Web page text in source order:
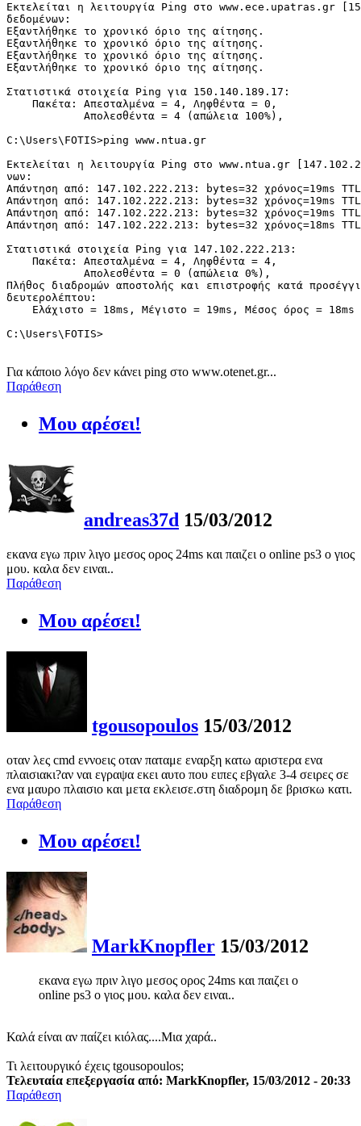
Εκτελείται η λειτουργία Ping στο www.ece.upatras.gr
δεδομένων:
Εξαντλήθηκε το χρονικό όριο της αίτησης.
Εξαντλήθηκε το χρονικό όριο της αίτησης.
Εξαντλήθηκε το χρονικό όριο της αίτησης.
Εξαντλήθηκε το χρονικό όριο της αίτησης.
Στατιστικά στοιχεία Ping για 150.140.189.17:
    Πακέτα: Απεσταλμένα = 4, Ληφθέντα = 0,
            Απολεσθέντα = 4 (απώλεια 100%),
C:\Users\FOTIS>ping www.ntua.gr
Εκτελείται η λειτουργία Ping στο www.ntua.gr
νων:
Απάντηση από: 147.102.222.213: bytes=32 χρόνος=19ms
Απάντηση από: 147.102.222.213: bytes=32 χρόνος=19ms
Απάντηση από: 147.102.222.213: bytes=32 χρόνος=19ms
Απάντηση από: 147.102.222.213: bytes=32 χρόνος=18ms
Στατιστικά στοιχεία Ping για 147.102.222.213:
    Πακέτα: Απεσταλμένα = 4, Ληφθέντα = 4,
            Απολεσθέντα = 0 (απώλεια 0%),
Πλήθος διαδρομών αποστολής και επιστροφής κατά
δευτερολέπτου:
    Ελάχιστο = 18ms, Μέγιστο = 19ms, Μέσος όρος = 18ms
C:\Users\FOTIS>
Για κάποιο λόγο δεν κάνει ping στο www.otenet.gr...
Παράθεση
Μου αρέσει!
andreas37d 15/03/2012
εκανα εγω πριν λιγο μεσος ορος 24ms και παιζει o online ps3 ο γιος
μου. καλα δεν ειναι..
Παράθεση
Μου αρέσει!
tgousopoulos 15/03/2012
οταν λες cmd εννοεις οταν παταμε εναρξη κατω αριστερα ενα
πλαισιακι?αν ναι εγραψα εκει αυτο που ειπες εβγαλε 3-4 σειρες σε
ενα μαυρο πλαισιο και μετα εκλεισε.στη διαδρομη δε βρισκω κατι.
Παράθεση
Μου αρέσει!
MarkKnopfler 15/03/2012
εκανα εγω πριν λιγο μεσος ορος 24ms και παιζει o
online ps3 ο γιος μου. καλα δεν ειναι..
Καλά είναι αν παίζει κιόλας....Μια χαρά..
Τι λειτουργικό έχεις tgousopoulos;
Τελευταία επεξεργασία από: MarkKnopfler, 15/03/2012 - 20:33
Παράθεση